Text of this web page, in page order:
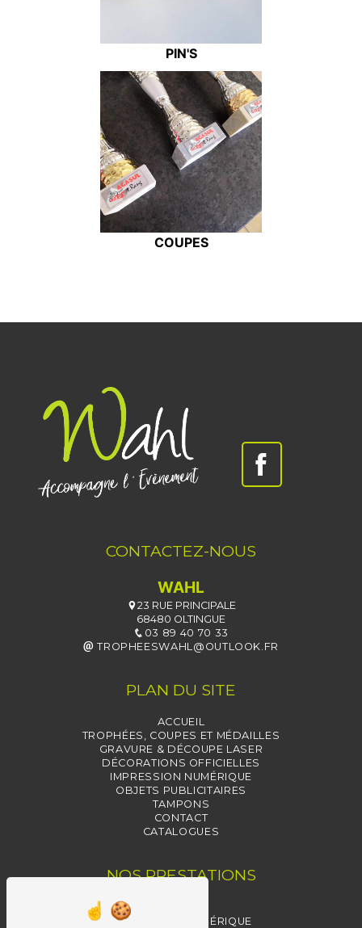
PIN'S
COUPES
CONTACTEZ-NOUS
WAHL
23 RUE PRINCIPALE
68480 OLTINGUE
03 89 40 70 33
TROPHEESWAHL@OUTLOOK.FR
PLAN DU SITE
ACCUEIL
TROPHÉES, COUPES ET MÉDAILLES
GRAVURE & DÉCOUPE LASER
DÉCORATIONS OFFICIELLES
IMPRESSION NUMÉRIQUE
OBJETS PUBLICITAIRES
TAMPONS
CONTACT
CATALOGUES
NOS PRESTATIONS
IMPRESSION NUMÉRIQUE